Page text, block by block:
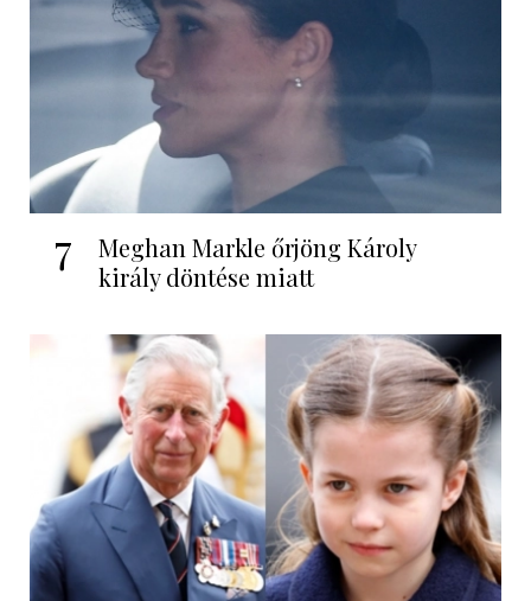
7
Meghan Markle őrjöng Károly
király döntése miatt